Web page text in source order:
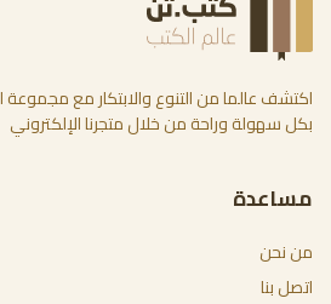
اكتشف عالما من التنوع والابتكار مع مجموعة
بكل سهولة وراحة من خلال متجرنا الإلكتروني
مساعدة
من نحن
اتصل بنا